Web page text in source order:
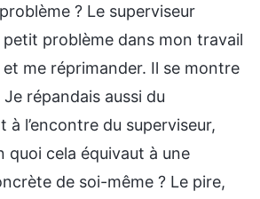
? Le superviseur
problème dans mon travail
et me réprimander. Il se montre
répandais aussi du
l’encontre du superviseur,
quoi cela équivaut à une
de soi-même ? Le pire,